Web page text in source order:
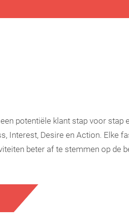
potentiële klant stap voor stap
Interest, Desire en Action. Elke
beter af te stemmen op de